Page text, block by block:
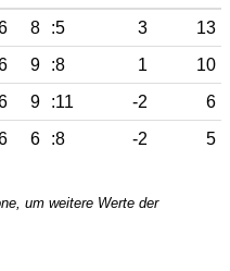
8 :5 3
13
9 :8 1
10
9 :11 -2
6
6 :8 -2 5